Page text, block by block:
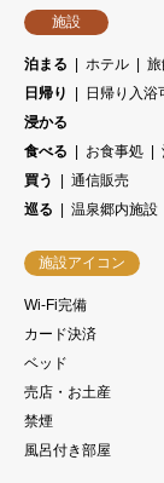
施設
泊まる ホテル
日帰り
日帰り入浴
浸かる
食べる
お食事処
買う
通信販売
巡る
温泉郷内施設
施設アイコン
Wi-Fi完備
カード決済
ベッド
売店・お土産
禁煙
風呂付き部屋